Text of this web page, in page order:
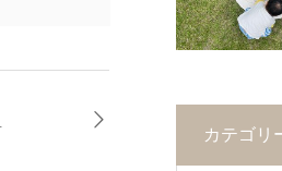
カテゴリ